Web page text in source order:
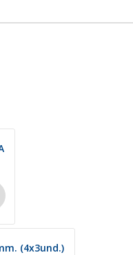
(4x3und.)